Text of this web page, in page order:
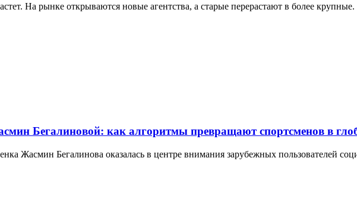
На рынке открываются новые агентства, а старые перерастают в более
Бегалиновой: как алгоритмы превращают спортсменов в
Жасмин Бегалинова оказалась в центре внимания зарубежных пользователей